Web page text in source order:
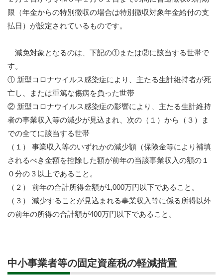
限（年金からの特別徴収の場合は特別徴収対象年金給付の支
払日）が設定されているものです。
減免対象となるのは、下記の①または②に該当する世帯で
す。
① 新型コロナウイルス感染症により、主たる生計維持者が死
亡し、または重篤な傷病を負った世帯
② 新型コロナウイルス感染症の影響により、主たる生計維持
者の事業収入等の減少が見込まれ、次の（１）から（３）ま
での全てに該当する世帯
（１） 事業収入等のいずれかの減少額（保険金等により補填
されるべき金額を控除した額が前年の当該事業収入の額の１
０分の３以上であること。
（２） 前年の合計所得金額が1,000万円以下であること。
（３） 減少することが見込まれる事業収入等に係る所得以外
の前年の所得の合計額が400万円以下であること。
中小事業者等の固定資産税の軽減措置